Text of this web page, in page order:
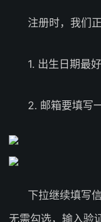
注册时，我们
1. 出生日期最
2. 邮箱要填写
下拉继续填写
无需勾选，输入验